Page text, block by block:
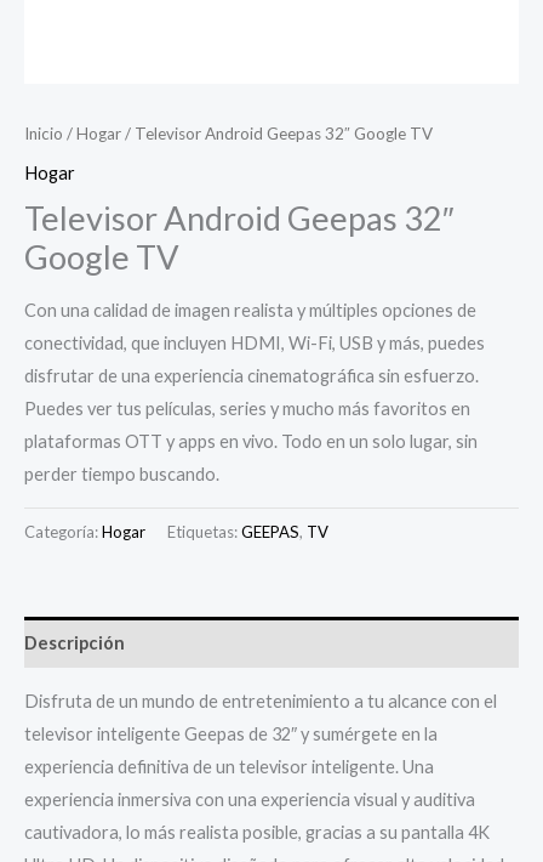
Inicio /Hogar/ Televisor Android Geepas 32″ Google TV
Hogar
Televisor Android Geepas 32″
Google TV
Con una calidad de imagen realista y múltiples opciones de
conectividad, que incluyen HDMI, Wi-Fi, USB y más, puedes
disfrutar de una experiencia cinematográfica sin esfuerzo.
Puedes ver tus películas, series y mucho más favoritos en
plataformas OTT y apps en vivo. Todo en un solo lugar, sin
perder tiempo buscando.
Categoría:Hogar Etiquetas:GEEPAS, TV
Descripción
Disfruta de un mundo de entretenimiento a tu alcance con el
televisor inteligente Geepas de 32″ y sumérgete en la
experiencia definitiva de un televisor inteligente. Una
experiencia inmersiva con una experiencia visual y auditiva
cautivadora, lo más realista posible, gracias a su pantalla 4K